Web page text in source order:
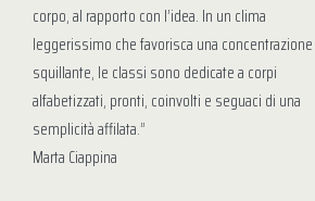
corpo, al rapporto con l’idea. In un clima
leggerissimo che favorisca una concentrazione
squillante, le classi sono dedicate a corpi
alfabetizzati, pronti, coinvolti e seguaci di una
semplicità affilata.”
Marta Ciappina